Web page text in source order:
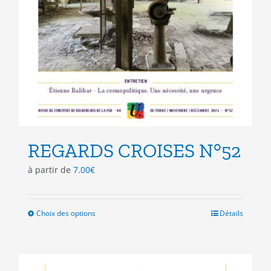
REGARDS CROISES N°52
à partir de 7.00€
Choix des optionsCe
Détails